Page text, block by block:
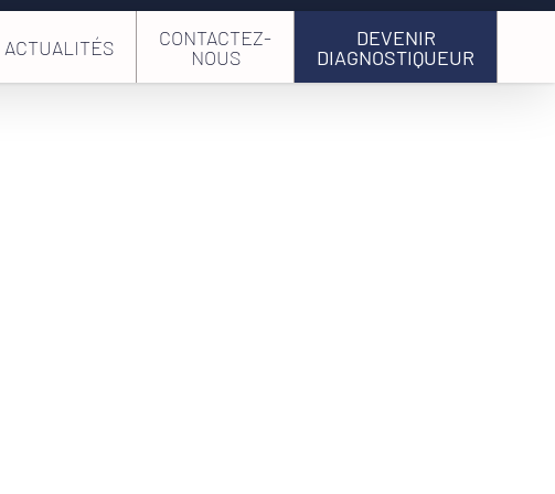
ACTUALITÉS
CONTACTEZ-
NOUS
DEVENIR
DIAGNOSTIQUEUR